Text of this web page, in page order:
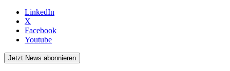
LinkedIn
X
Facebook
Youtube
Jetzt News abonnieren